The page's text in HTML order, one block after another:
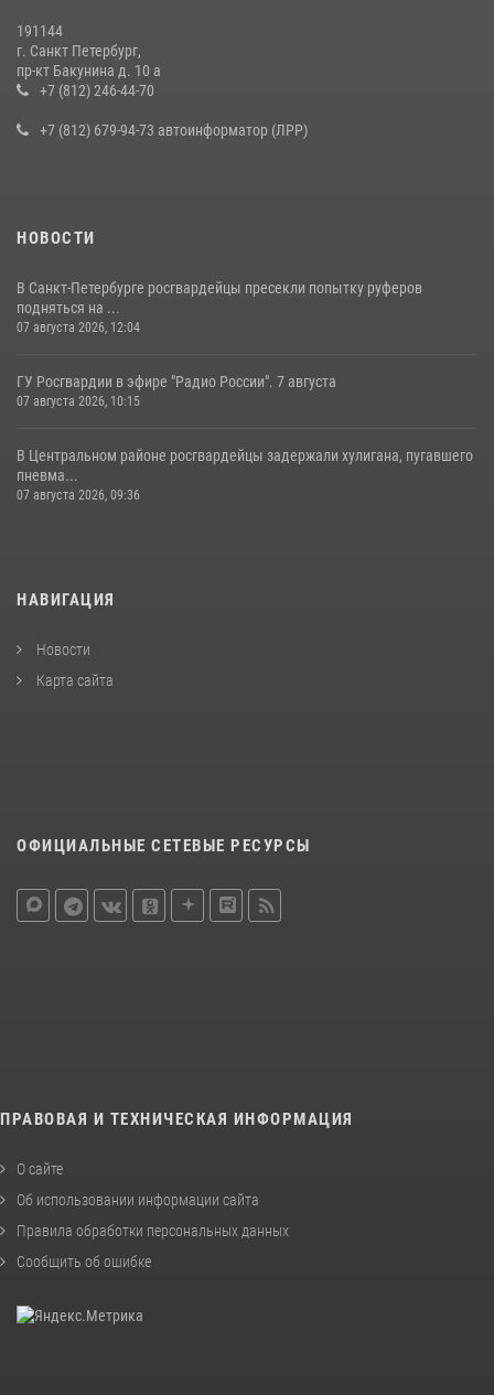
191144
г. Санкт Петербург,
пр-кт Бакунина д. 10 а
+7 (812) 246-44-70
+7 (812) 679-94-73 автоинформатор (ЛРР)
НОВОСТИ
В Санкт-Петербурге росгвардейцы пресекли попытку руферов
подняться на ...
07 августа 2026, 12:04
ГУ Росгвардии в эфире "Радио России". 7 августа
07 августа 2026, 10:15
В Центральном районе росгвардейцы задержали хулигана, пугавшего
пневма...
07 августа 2026, 09:36
НАВИГАЦИЯ
Новости
Карта сайта
ОФИЦИАЛЬНЫЕ СЕТЕВЫЕ РЕСУРСЫ
ПРАВОВАЯ И ТЕХНИЧЕСКАЯ ИНФОРМАЦИЯ
О сайте
Об использовании информации сайта
Правила обработки персональных данных
Сообщить об ошибке